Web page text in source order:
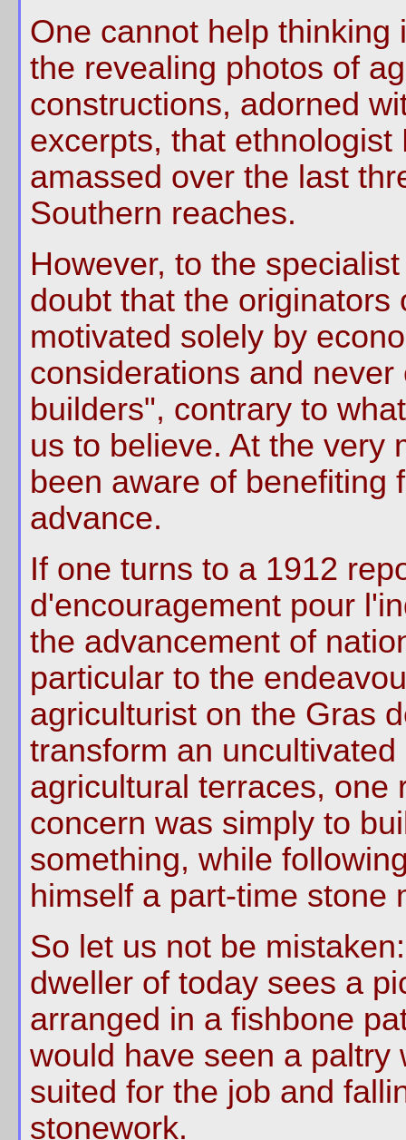
One cannot help
the revealing photos of
constructions, adorned
excerpts, that
amassed over the last
Southern reaches.
However, to the
doubt that the
motivated solely by
considerations and
builders", contrary to
us to believe. At the very
been aware of benefiting
advance.
If one turns to a 1912
d'encouragement pour
the advancement of
particular to the
agriculturist on the Gras
transform an
agricultural terraces, one
concern was simply to
something, while
himself a part-time stone
So let us not be
dweller of today sees a
arranged in a fishbone
would have seen a
suited for the job and
stonework.